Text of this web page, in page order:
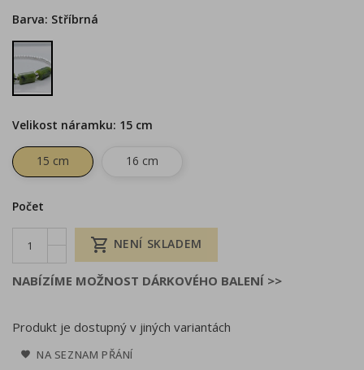
Barva: Stříbrná
Stříbrná
Velikost náramku: 15 cm
15 cm 16 cm
Počet
 NENÍ SKLADEM
NABÍZÍME MOŽNOST DÁRKOVÉHO BALENÍ >>
Produkt je dostupný v jiných variantách
NA SEZNAM PŘÁNÍ